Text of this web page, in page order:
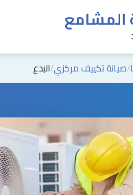
صيانة تكييف مركزي البدع